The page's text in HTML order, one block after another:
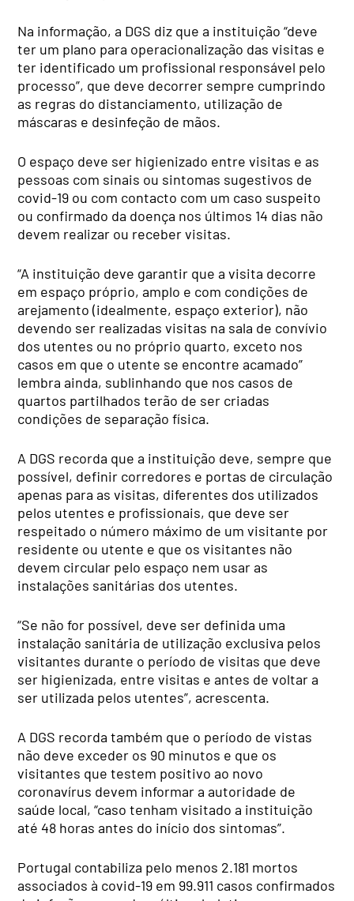
Na informação, a DGS diz que a instituição “deve
ter um plano para operacionalização das visitas e
ter identificado um profissional responsável pelo
processo”, que deve decorrer sempre cumprindo
as regras do distanciamento, utilização de
máscaras e desinfeção de mãos.
O espaço deve ser higienizado entre visitas e as
pessoas com sinais ou sintomas sugestivos de
covid-19 ou com contacto com um caso suspeito
ou confirmado da doença nos últimos 14 dias não
devem realizar ou receber visitas.
“A instituição deve garantir que a visita decorre
em espaço próprio, amplo e com condições de
arejamento (idealmente, espaço exterior), não
devendo ser realizadas visitas na sala de convívio
dos utentes ou no próprio quarto, exceto nos
casos em que o utente se encontre acamado”
lembra ainda, sublinhando que nos casos de
quartos partilhados terão de ser criadas
condições de separação física.
A DGS recorda que a instituição deve, sempre que
possível, definir corredores e portas de circulação
apenas para as visitas, diferentes dos utilizados
pelos utentes e profissionais, que deve ser
respeitado o número máximo de um visitante por
residente ou utente e que os visitantes não
devem circular pelo espaço nem usar as
instalações sanitárias dos utentes.
“Se não for possível, deve ser definida uma
instalação sanitária de utilização exclusiva pelos
visitantes durante o período de visitas que deve
ser higienizada, entre visitas e antes de voltar a
ser utilizada pelos utentes”, acrescenta.
A DGS recorda também que o período de vistas
não deve exceder os 90 minutos e que os
visitantes que testem positivo ao novo
coronavírus devem informar a autoridade de
saúde local, “caso tenham visitado a instituição
até 48 horas antes do início dos sintomas”.
Portugal contabiliza pelo menos 2.181 mortos
associados à covid-19 em 99.911 casos confirmados